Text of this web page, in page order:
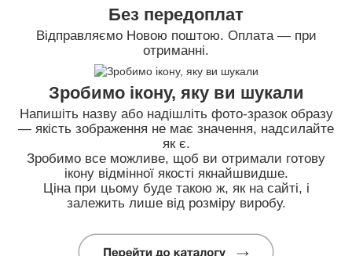
Без передоплат
Відправляємо Новою поштою. Оплата — при
отриманні.
Зробимо ікону, яку ви шукали
Напишіть назву або надішліть фото-зразок образу
— якість зображення не має значення, надсилайте
як є.
Зробимо все можливе, щоб ви отримали готову
ікону відмінної якості якнайшвидше.
Ціна при цьому буде такою ж, як на сайті, і
залежить лише від розміру виробу.